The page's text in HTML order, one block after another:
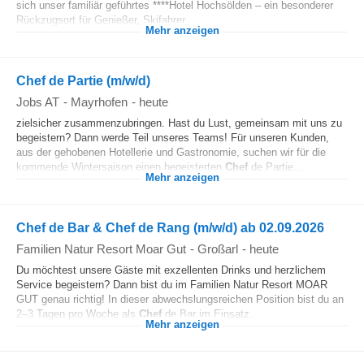
sich unser familiär geführtes ****Hotel Hochsölden – ein besonderer
Rückzugsort für Genießer, Skifahrer...
Mehr anzeigen
Chef de Partie (m/w/d)
Jobs AT - Mayrhofen - heute
zielsicher zusammenzubringen. Hast du Lust, gemeinsam mit uns zu
begeistern? Dann werde Teil unseres Teams! Für unseren Kunden,
aus der gehobenen Hotellerie und Gastronomie, suchen wir für die
kommende Wintersaison einen begeisterten Chef de Partie...
Mehr anzeigen
Chef de Bar & Chef de Rang (m/w/d) ab 02.09.2026
Familien Natur Resort Moar Gut - Großarl - heute
Du möchtest unsere Gäste mit exzellenten Drinks und herzlichem
Service begeistern? Dann bist du im Familien Natur Resort MOAR
GUT genau richtig! In dieser abwechslungsreichen Position bist du an
2–3 Tagen pro Woche als Chef de Bar im Einsatz...
Mehr anzeigen